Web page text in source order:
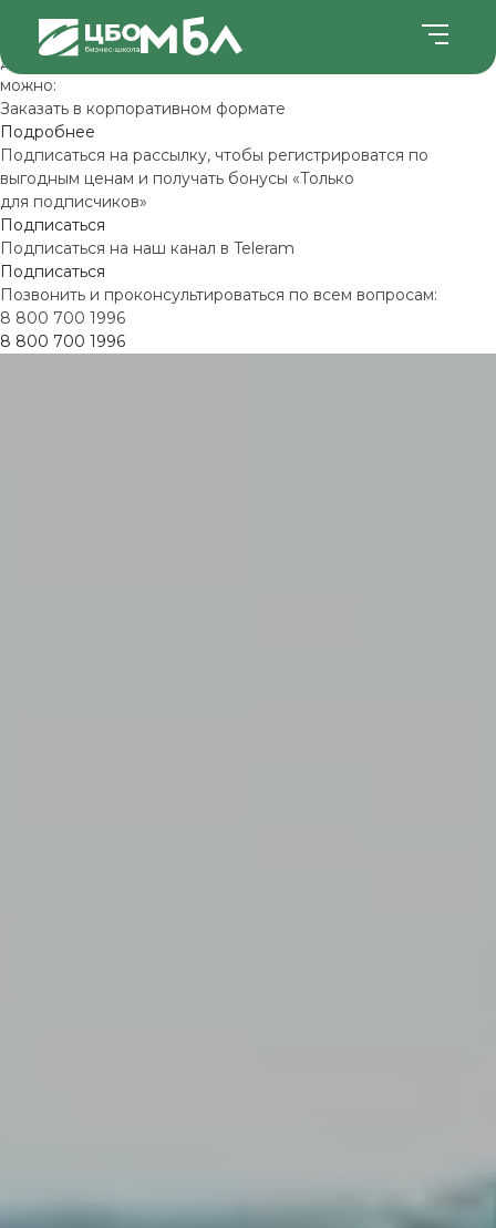
Мы уже провели эту программу
Даты следующего проведения уточняются. Уже сейчас
можно:
Заказать в корпоративном формате
Подробнее
Подписаться на рассылку, чтобы регистрироватся по
выгодным ценам и получать бонусы «Только
для подписчиков»
Подписаться
Подписаться на наш канал в Teleram
Подписаться
Позвонить и проконсультироваться по всем вопросам:
8 800 700 1996
8 800 700 1996